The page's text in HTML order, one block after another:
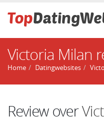
Victoria Milan
Home Datingwebsites
Review over